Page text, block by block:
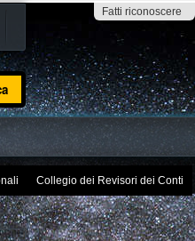
Fatti riconoscere
Collegio dei Revisori dei Conti